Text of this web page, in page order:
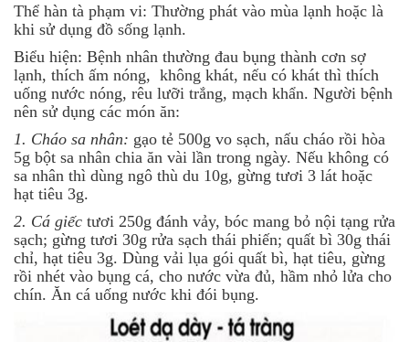
Thể hàn tà phạm vi: Thường phát vào mùa lạnh hoặc là
khi sử dụng đồ sống lạnh.
Biểu hiện: Bệnh nhân thường đau bụng thành cơn sợ
lạnh, thích ấm nóng, không khát, nếu có khát thì thích
uống nước nóng, rêu lưỡi trắng, mạch khẩn. Người bệnh
nên sử dụng các món ăn:
1. Cháo sa nhân: gạo tẻ 500g vo sạch, nấu cháo rồi hòa
5g bột sa nhân chia ăn vài lần trong ngày. Nếu không có
sa nhân thì dùng ngô thù du 10g, gừng tươi 3 lát hoặc
hạt tiêu 3g.
2. Cá giếc tươi 250g đánh vảy, bóc mang bỏ nội tạng rửa
sạch; gừng tươi 30g rửa sạch thái phiến; quất bì 30g thái
chỉ, hạt tiêu 3g. Dùng vải lụa gói quất bì, hạt tiêu, gừng
rồi nhét vào bụng cá, cho nước vừa đủ, hầm nhỏ lửa cho
chín. Ăn cá uống nước khi đói bụng.